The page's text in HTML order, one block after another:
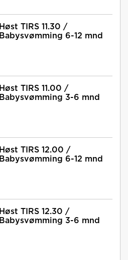
Høst TIRS 11.30 /
Babysvømming 6-12 mnd
Høst TIRS 11.00 /
Babysvømming 3-6 mnd
Høst TIRS 12.00 /
Babysvømming 6-12 mnd
Høst TIRS 12.30 /
Babysvømming 3-6 mnd